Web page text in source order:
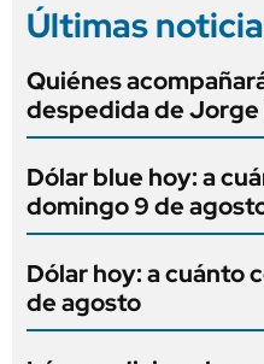
Últimas
Quiénes
despedida de Jorge
Dólar blue hoy: a
domingo 9 de
Dólar hoy: a cuánto
de agosto